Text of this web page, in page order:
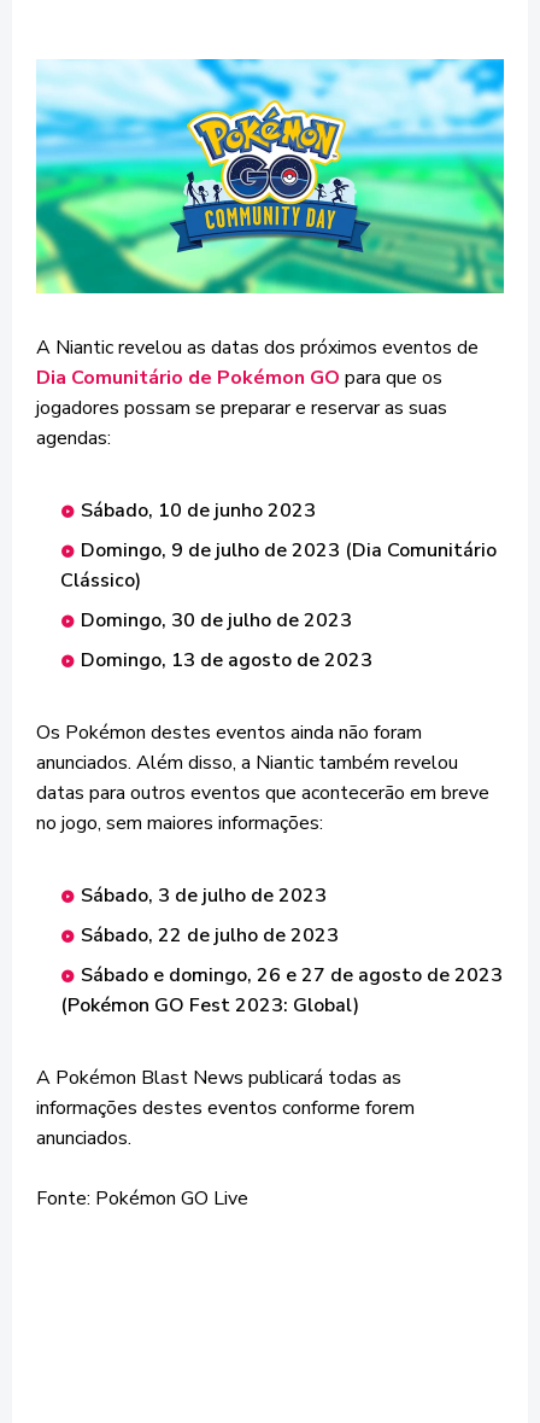
A Niantic revelou as datas dos próximos eventos de
Dia Comunitário de Pokémon GO para que os
jogadores possam se preparar e reservar as suas
agendas:
Sábado, 10 de junho 2023
Domingo, 9 de julho de 2023 (Dia Comunitário
Clássico)
Domingo, 30 de julho de 2023
Domingo, 13 de agosto de 2023
Os Pokémon destes eventos ainda não foram
anunciados. Além disso, a Niantic também revelou
datas para outros eventos que acontecerão em breve
no jogo, sem maiores informações:
Sábado, 3 de julho de 2023
Sábado, 22 de julho de 2023
Sábado e domingo, 26 e 27 de agosto de 2023
(Pokémon GO Fest 2023: Global)
A Pokémon Blast News publicará todas as
informações destes eventos conforme forem
anunciados.
Fonte: Pokémon GO Live